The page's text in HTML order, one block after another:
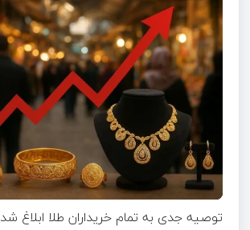
توصیه جدی به تمام خریداران طلا ابلاغ شد